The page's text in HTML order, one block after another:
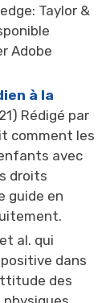
Taylor &
Adobe
à la
Rédigé par
comment les
avec
droits
guide en
al. qui
dans
des